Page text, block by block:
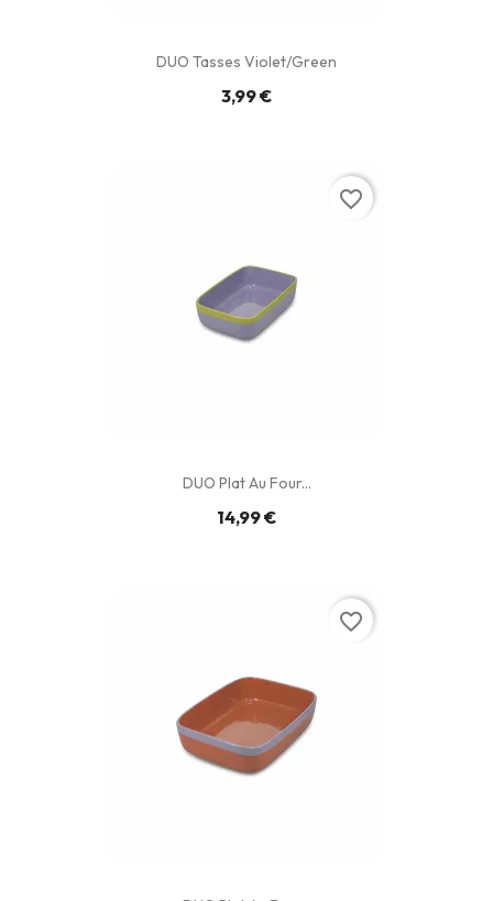
DUO Tasses Violet/green
3,99 €
DUO Plat Au Four...
14,99 €
favorite_border
favorite_border